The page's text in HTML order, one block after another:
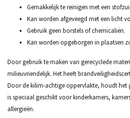
Gemakkelijk te reinigen met een
Kan worden afgeveegd met een licht
Gebruik geen borstels of chemicaliën.
Kan worden opgeborgen in plaatsen
Door gebruik te maken van gerecyclede
milieuvriendelijk. Het heeft
Door de kilim-achtige oppervlakte, houdt het
is speciaal geschikt voor kinderkamers,
allergieën.